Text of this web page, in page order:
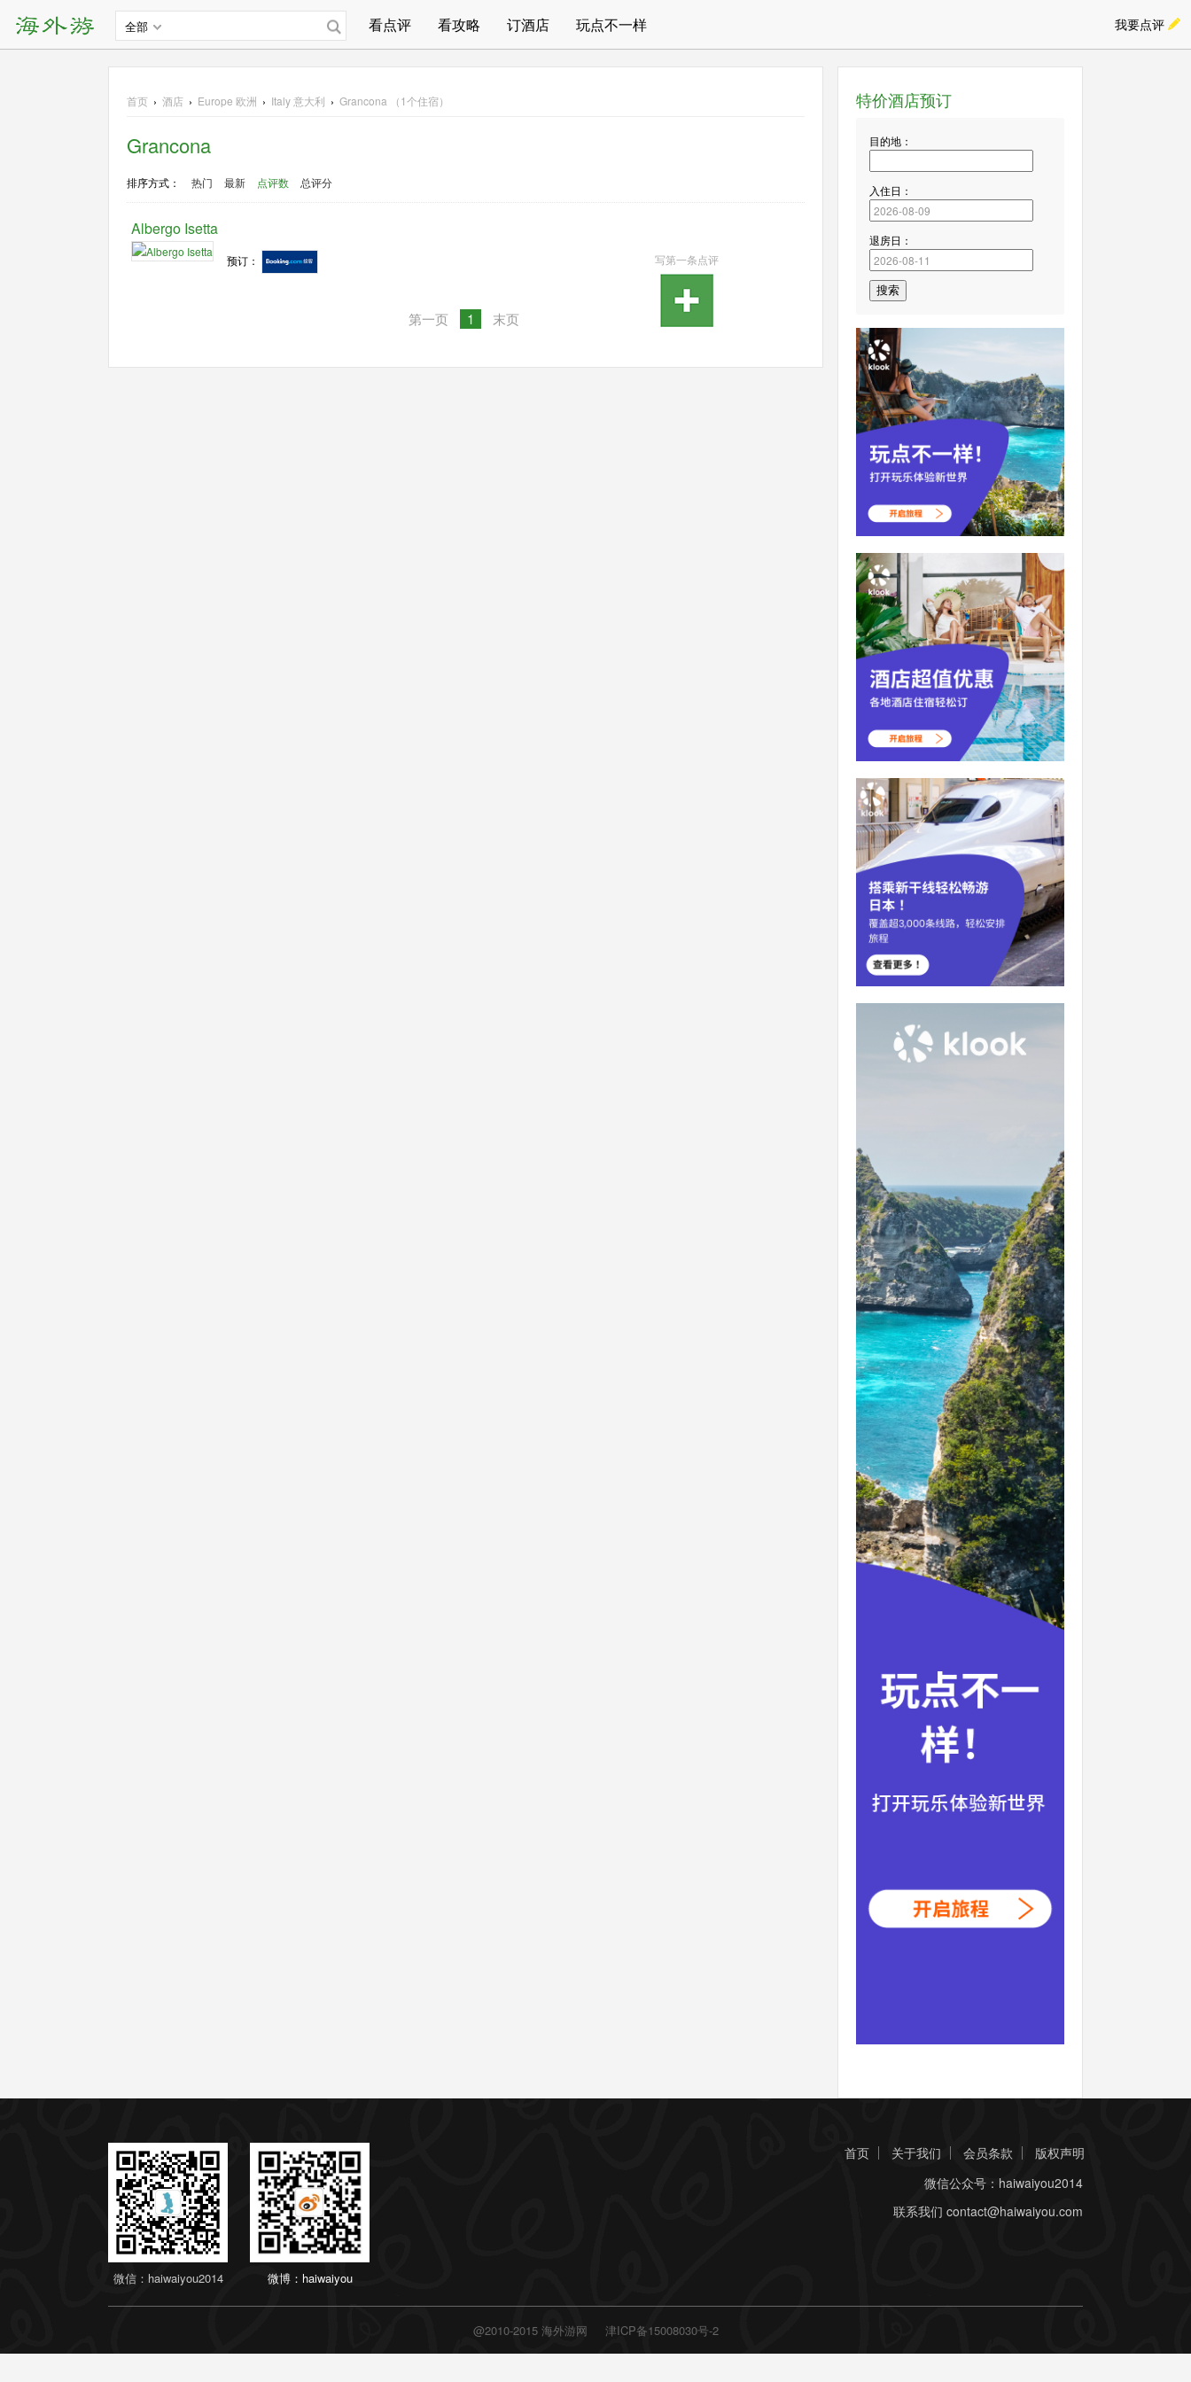
全部 看点评 看攻略 订酒店 玩点不一样 我要点评
首页 › 酒店 › Europe 欧洲 › Italy 意大利 › Grancona （1个住宿）
Grancona
排序方式： 热门 最新 点评数 总评分
Albergo Isetta
写第一条点评
预订：
第一页 1 末页
特价酒店预订
目的地：
入住日：
退房日：
搜索
微信：haiwaiyou2014 微博：haiwaiyou
首页 关于我们 会员条款
版权声明
微信公众号：haiwaiyou2014
联系我们 contact@haiwaiyou.com
@2010-2015 海外游网 津ICP备15008030号-2